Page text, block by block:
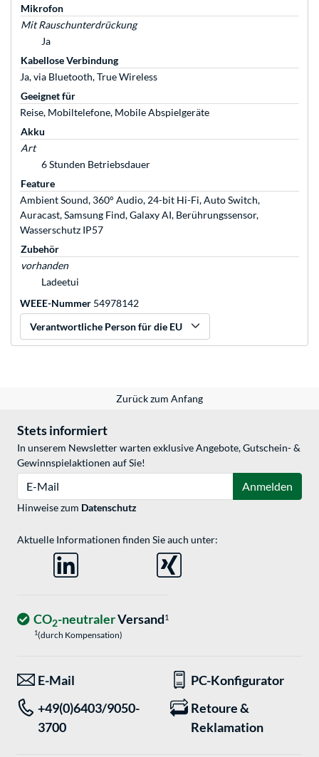
Mikrofon
Mit Rauschunterdrückung
Ja
Kabellose Verbindung
Ja, via Bluetooth, True Wireless
Geeignet für
Reise, Mobiltelefone, Mobile Abspielgeräte
Akku
Art
6 Stunden Betriebsdauer
Feature
Ambient Sound, 360° Audio, 24-bit Hi-Fi, Auto Switch,
Auracast, Samsung Find, Galaxy AI, Berührungssensor,
Wasserschutz IP57
Zubehör
vorhanden
Ladeetui
WEEE-Nummer 54978142
Verantwortliche Person für die EU
Zurück zum Anfang
Stets informiert
In unserem Newsletter warten exklusive Angebote, Gutschein- &
Gewinnspielaktionen auf Sie!
Anmelden
Hinweise zum Datenschutz
Aktuelle Informationen finden Sie auch unter:
CO2-neutralerVersand1
1(durch Kompensation)
E-Mail
PC-Konfigurator
+49(0)6403/9050-
3700
Retoure &
Reklamation